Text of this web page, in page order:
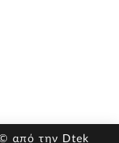
© από την Dtek